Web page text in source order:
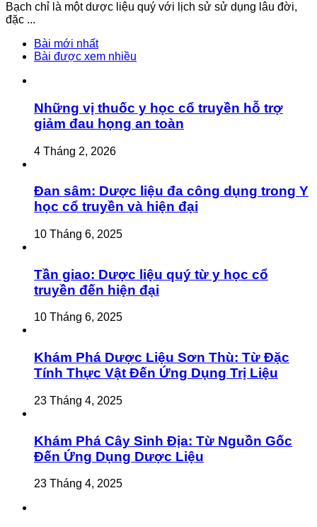
Bạch chỉ là một dược liệu quý với lịch sử sử dụng lâu đời,
đặc ...
Bài mới nhất
Bài được xem nhiều
Những vị thuốc y học cổ truyền hỗ trợ
giảm đau họng an toàn
4 Tháng 2, 2026
Đan sâm: Dược liệu đa công dụng trong Y
học cổ truyền và hiện đại
10 Tháng 6, 2025
Tần giao: Dược liệu quý từ y học cổ
truyền đến hiện đại
10 Tháng 6, 2025
Khám Phá Dược Liệu Sơn Thù: Từ Đặc
Tính Thực Vật Đến Ứng Dụng Trị Liệu
23 Tháng 4, 2025
Khám Phá Cây Sinh Địa: Từ Nguồn Gốc
Đến Ứng Dụng Dược Liệu
23 Tháng 4, 2025